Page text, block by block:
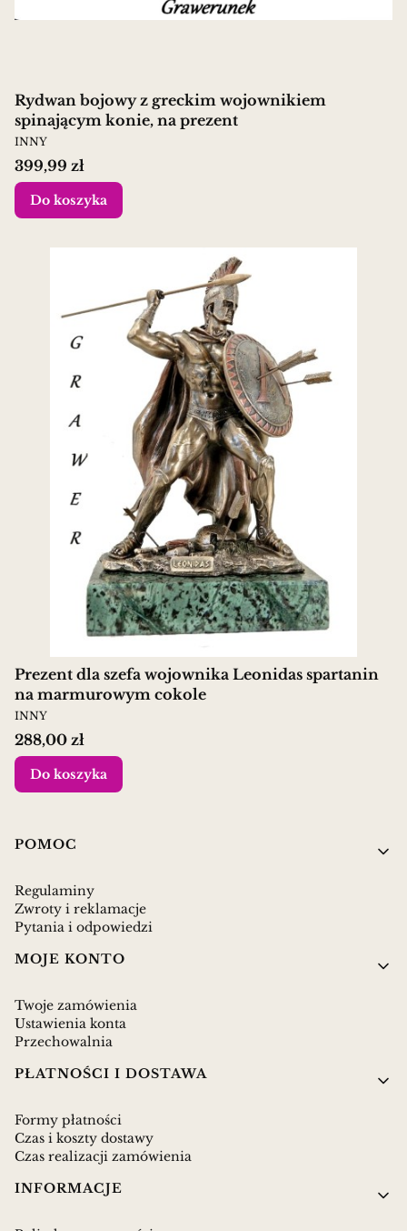
Rydwan bojowy z greckim wojownikiem
spinającym konie, na prezent
PRODUCENT
INNY
Cena
399,99 zł
Do koszyka
Prezent dla szefa wojownika Leonidas spartanin
na marmurowym cokole
PRODUCENT
INNY
Cena
288,00 zł
Do koszyka
Linki w stopce
POMOC
Regulaminy
Zwroty i reklamacje
Pytania i odpowiedzi
MOJE KONTO
Twoje zamówienia
Ustawienia konta
Przechowalnia
PŁATNOŚCI I DOSTAWA
Formy płatności
Czas i koszty dostawy
Czas realizacji zamówienia
INFORMACJE